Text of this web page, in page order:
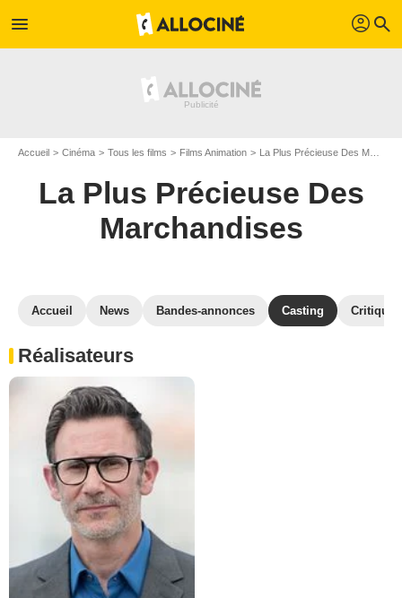
menu profil search
Accueil Cinéma Tous les films Films Animation La Plus Précieuse Des Marchandises
La Plus Précieuse Des
Marchandises
Accueil News Bandes-annonces Casting
Réalisateurs